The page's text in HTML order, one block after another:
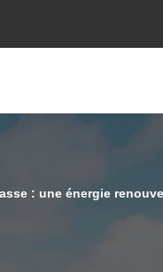
: une énergie